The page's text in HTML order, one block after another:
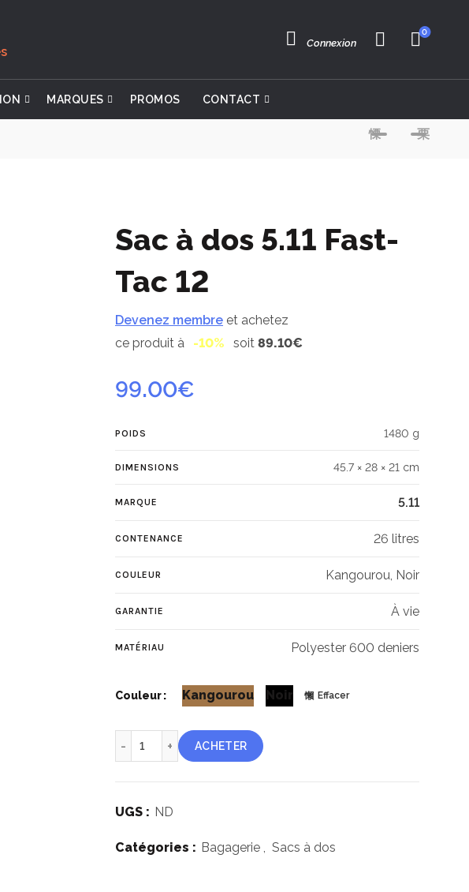
Connexion
0
MARQUES PROMOS CONTACT
Sac à dos 5.11 Fast-
Tac 12
Devenez membre et achetez
ce produit à
-10% soit89.10€
99.00€
POIDS 1480 g
DIMENSIONS 45.7 × 28 × 21 cm
MARQUE 5.11
CONTENANCE 26 litres
COULEUR Kangourou, Noir
GARANTIE À vie
MATÉRIAU Polyester 600 deniers
Couleur Kangourou Noir Effacer
quantité de Sac à dos 5.11 Fast-Tac 12
ACHETER
UGS : ND
Catégories : Bagagerie , Sacs à dos